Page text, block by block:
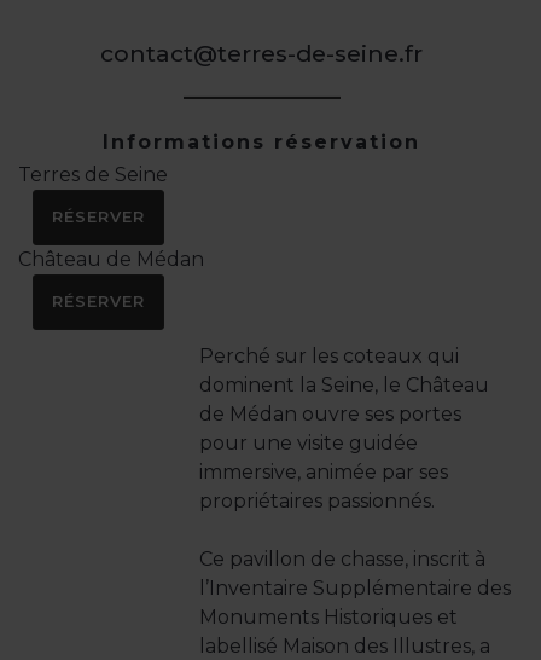
contact@terres-de-seine.fr
Informations réservation
Terres de Seine
RÉSERVER
Château de Médan
RÉSERVER
Perché sur les coteaux qui
dominent la Seine, le Château
de Médan ouvre ses portes
pour une visite guidée
immersive, animée par ses
propriétaires passionnés.
Ce pavillon de chasse, inscrit à
l’Inventaire Supplémentaire des
Monuments Historiques et
labellisé Maison des Illustres, a